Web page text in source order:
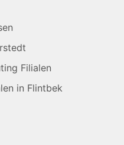
Filialen
in Flintbek